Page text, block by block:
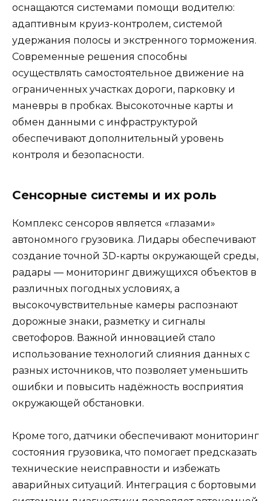
оснащаются системами помощи водителю:
адаптивным круиз-контролем, системой
удержания полосы и экстренного торможения.
Современные решения способны
осуществлять самостоятельное движение на
ограниченных участках дороги, парковку и
маневры в пробках. Высокоточные карты и
обмен данными с инфраструктурой
обеспечивают дополнительный уровень
контроля и безопасности.
Сенсорные системы и их роль
Комплекс сенсоров является «глазами»
автономного грузовика. Лидары обеспечивают
создание точной 3D-карты окружающей среды,
радары — мониторинг движущихся объектов в
различных погодных условиях, а
высокочувствительные камеры распознают
дорожные знаки, разметку и сигналы
светофоров. Важной инновацией стало
использование технологий слияния данных с
разных источников, что позволяет уменьшить
ошибки и повысить надёжность восприятия
окружающей обстановки.
Кроме того, датчики обеспечивают мониторинг
состояния грузовика, что помогает предсказать
технические неисправности и избежать
аварийных ситуаций. Интеграция с бортовыми